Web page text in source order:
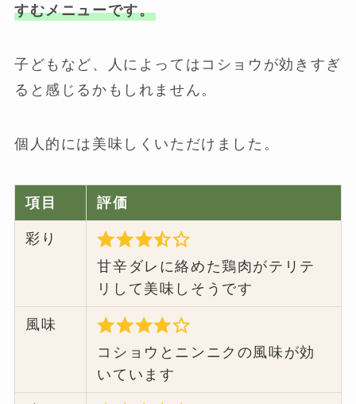
すむメニューです。
子どもなど、人によってはコショウが効きすぎ
ると感じるかもしれません。
個人的には美味しくいただけました。
項目
評価
彩り
甘辛ダレに絡めた鶏肉がテリテ
リして美味しそうです
風味
コショウとニンニクの風味が効
いています